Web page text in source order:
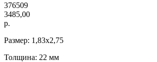
376509
3485,00
р.
Размер: 1,83х2,75
Толщина: 22 мм